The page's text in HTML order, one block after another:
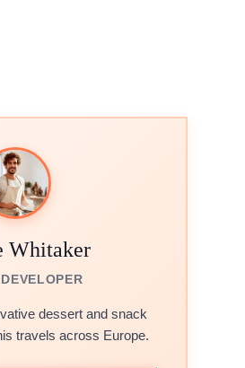
Whitaker
dessert and snack
travels across Europe.